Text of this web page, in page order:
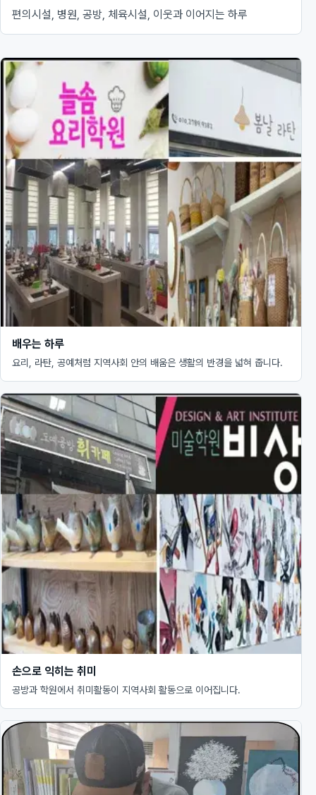
편의시설, 병원, 공방, 체육시설, 이웃과 이어지는 하루
배우는 하루
요리, 라탄, 공예처럼 지역사회 안의 배움은 생활의 반경을 넓혀 줍니다.
손으로 익히는 취미
공방과 학원에서 취미활동이 지역사회 활동으로 이어집니다.